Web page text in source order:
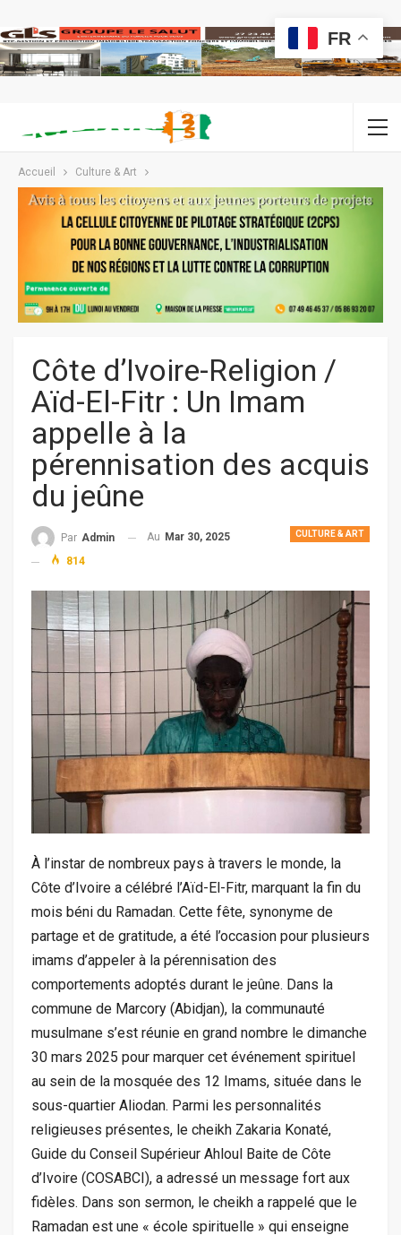
Accueil Culture & Art
Côte d’Ivoire-Religion /
Aïd-El-Fitr : Un Imam
appelle à la
pérennisation des acquis
du jeûne
CULTURE & ART
Par Admin Au Mar 30, 2025
814
‎À l’instar de nombreux pays à travers le monde, la
Côte d’Ivoire a célébré l’Aïd-El-Fitr, marquant la fin du
mois béni du Ramadan. Cette fête, synonyme de
partage et de gratitude, a été l’occasion pour plusieurs
imams d’appeler à la pérennisation des
comportements adoptés durant le jeûne. Dans la
commune de Marcory (Abidjan), la communauté
musulmane s’est réunie en grand nombre le dimanche
30 mars 2025 pour marquer cet événement spirituel
au sein de la mosquée des 12 Imams, située dans le
sous-quartier Aliodan. Parmi les personnalités
religieuses présentes, le cheikh Zakaria Konaté,
Guide du Conseil Supérieur Ahloul Baite de Côte
d’Ivoire (COSABCI), a adressé un message fort aux
fidèles. Dans son sermon, le cheikh a rappelé que le
Ramadan est une « école spirituelle » qui enseigne
FR